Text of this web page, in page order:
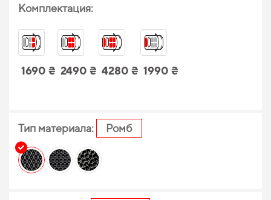
Комплектация:
1690 ₴ 2490 ₴ 4280 ₴ 1990 ₴
Тип материала: Ромб